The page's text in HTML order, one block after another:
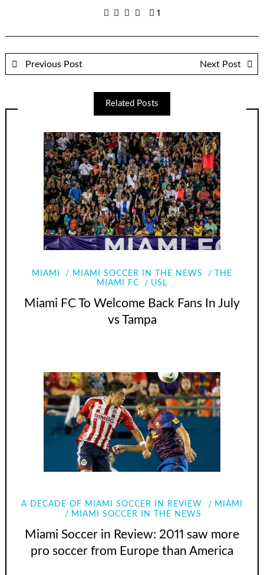
1
Previous Post Next Post
Related Posts
MIAMI MIAMI SOCCER IN THE NEWS
THE
MIAMI FC
USL
Miami FC To Welcome Back Fans In July
vs Tampa
A DECADE OF MIAMI SOCCER IN REVIEW
MIAMI
MIAMI SOCCER IN THE NEWS
Miami Soccer in Review: 2011 saw more
pro soccer from Europe than America